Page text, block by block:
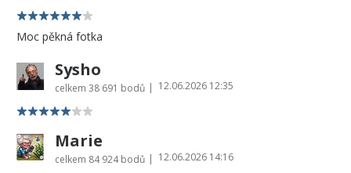
Moc pěkná fotka
Sysho
celkem 38 691 bodů | 12.06.2026 12:35
Marie
celkem 84 924 bodů | 12.06.2026 14:16